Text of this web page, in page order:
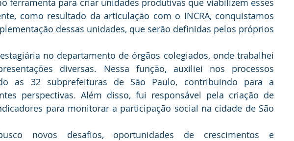
ferramenta para criar unidades produtivas que viabilizem esses
como resultado da articulação com o INCRA, conquistamos
dessas unidades, que serão definidas pelos próprios
no departamento de órgãos colegiados, onde trabalhei
diversas. Nessa função, auxiliei nos processos
as 32 subprefeituras de São Paulo, contribuindo para a
perspectivas. Além disso, fui responsável pela criação de
para monitorar a participação social na cidade de São
novos desafios, oportunidades de crescimentos e